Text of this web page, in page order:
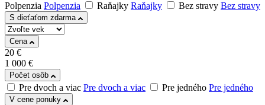
Polpenzia Polpenzia Raňajky Raňajky Bez stravy Bez stravy
S dieťaťom zdarma
Cena
20 €
1 000 €
Počet osôb
Pre dvoch a viac Pre dvoch a viac Pre jedného Pre jedného
V cene ponuky